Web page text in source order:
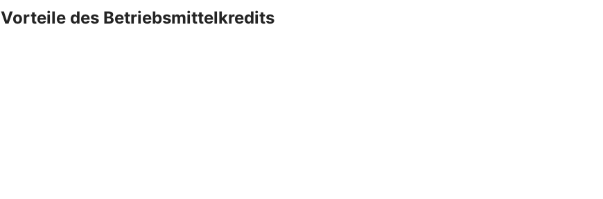
Vorteile des Betriebsmittelkredits